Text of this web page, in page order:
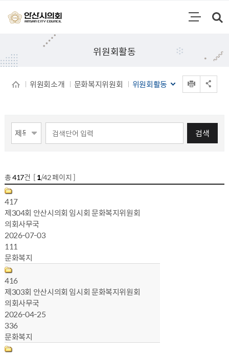
위원회활동
위원회소개 문화복지위원회 위원회활동
검색
총417건 [1/42 페이지 ]
417
제304회 안산시의회 임시회 문화복지위원회
의회사무국
2026-07-03
111
문화복지
416
제303회 안산시의회 임시회 문화복지위원회
의회사무국
2026-04-25
336
문화복지